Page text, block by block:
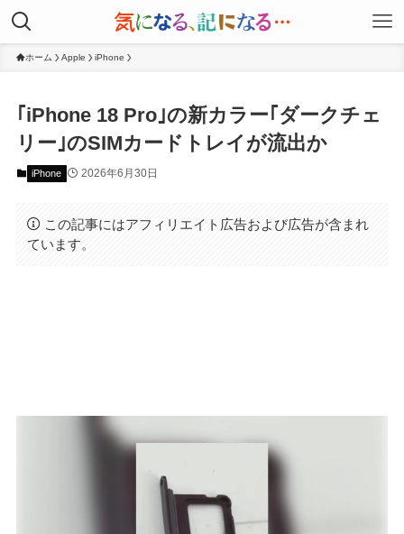
ホーム Apple iPhone
｢iPhone 18 Pro｣の新カラー｢ダークチェ
リー｣のSIMカードトレイが流出か
iPhone 2026年6月30日
この記事にはアフィリエイト広告および広告が含まれ
ています。